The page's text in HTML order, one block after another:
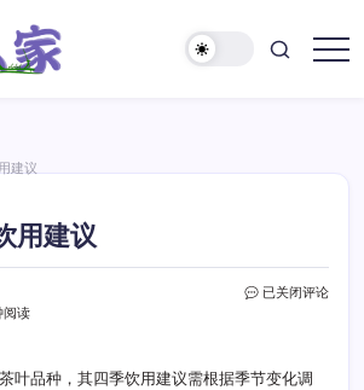
建议
用建议
阅读
半
季
已关闭评论
叶品种，其四季饮用建议需根据季节变化调